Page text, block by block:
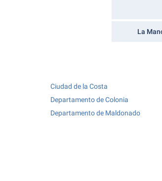
La
Ciudad de la Costa
Departamento de Colonia
Departamento de Maldonado